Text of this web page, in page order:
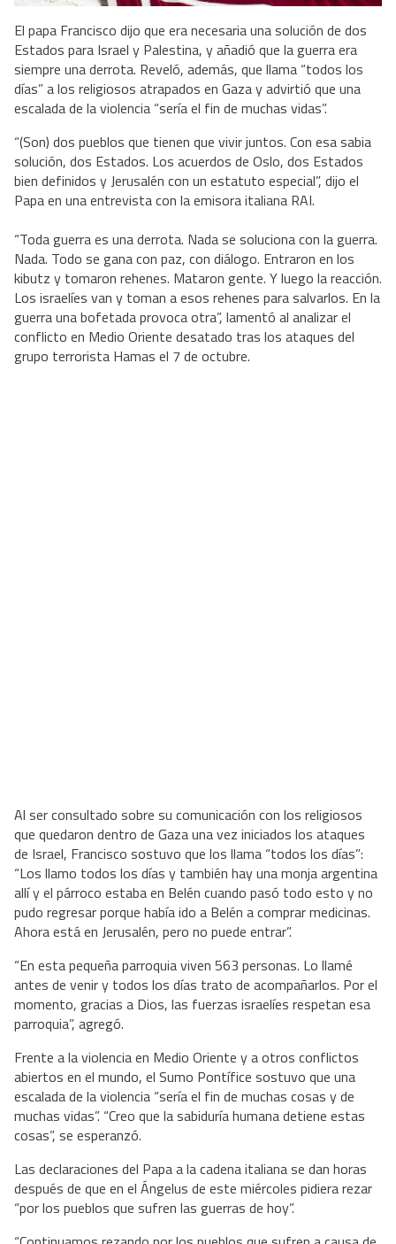
El papa Francisco dijo que era necesaria una solución de dos
Estados para Israel y Palestina, y añadió que la guerra era
siempre una derrota. Reveló, además, que llama “todos los
días” a los religiosos atrapados en Gaza y advirtió que una
escalada de la violencia “sería el fin de muchas vidas”.
“(Son) dos pueblos que tienen que vivir juntos. Con esa sabia
solución, dos Estados. Los acuerdos de Oslo, dos Estados
bien definidos y Jerusalén con un estatuto especial”, dijo el
Papa en una entrevista con la emisora italiana RAI.
“Toda guerra es una derrota. Nada se soluciona con la guerra.
Nada. Todo se gana con paz, con diálogo. Entraron en los
kibutz y tomaron rehenes. Mataron gente. Y luego la reacción.
Los israelíes van y toman a esos rehenes para salvarlos. En la
guerra una bofetada provoca otra”, lamentó al analizar el
conflicto en Medio Oriente desatado tras los ataques del
grupo terrorista Hamas el 7 de octubre.
Al ser consultado sobre su comunicación con los religiosos
que quedaron dentro de Gaza una vez iniciados los ataques
de Israel, Francisco sostuvo que los llama “todos los días”:
“Los llamo todos los días y también hay una monja argentina
allí y el párroco estaba en Belén cuando pasó todo esto y no
pudo regresar porque había ido a Belén a comprar medicinas.
Ahora está en Jerusalén, pero no puede entrar”.
“En esta pequeña parroquia viven 563 personas. Lo llamé
antes de venir y todos los días trato de acompañarlos. Por el
momento, gracias a Dios, las fuerzas israelíes respetan esa
parroquia”, agregó.
Frente a la violencia en Medio Oriente y a otros conflictos
abiertos en el mundo, el Sumo Pontífice sostuvo que una
escalada de la violencia “sería el fin de muchas cosas y de
muchas vidas”. “Creo que la sabiduría humana detiene estas
cosas”, se esperanzó.
Las declaraciones del Papa a la cadena italiana se dan horas
después de que en el Ángelus de este miércoles pidiera rezar
“por los pueblos que sufren las guerras de hoy”.